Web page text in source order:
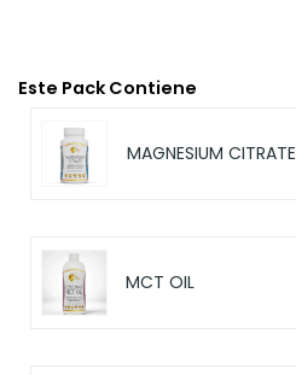
Este Pack Contiene
MAGNESIUM CITRATE
MCT OIL